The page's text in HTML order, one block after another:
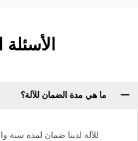
الأسئلة
ما هي مدة الضمان للآلة؟
للآلة لدينا ضمان لمدة سنة